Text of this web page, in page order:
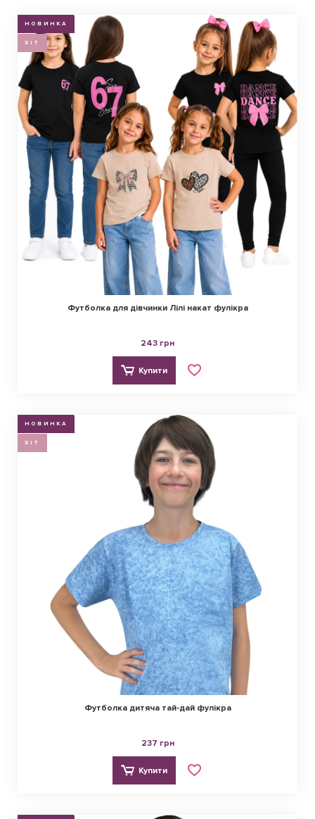
НОВИНКА
ХІТ
Футболка для дівчинки Лілі накат фулікра
243 грн
Купити
НОВИНКА
ХІТ
Футболка дитяча тай-дай фулікра
237 грн
Купити